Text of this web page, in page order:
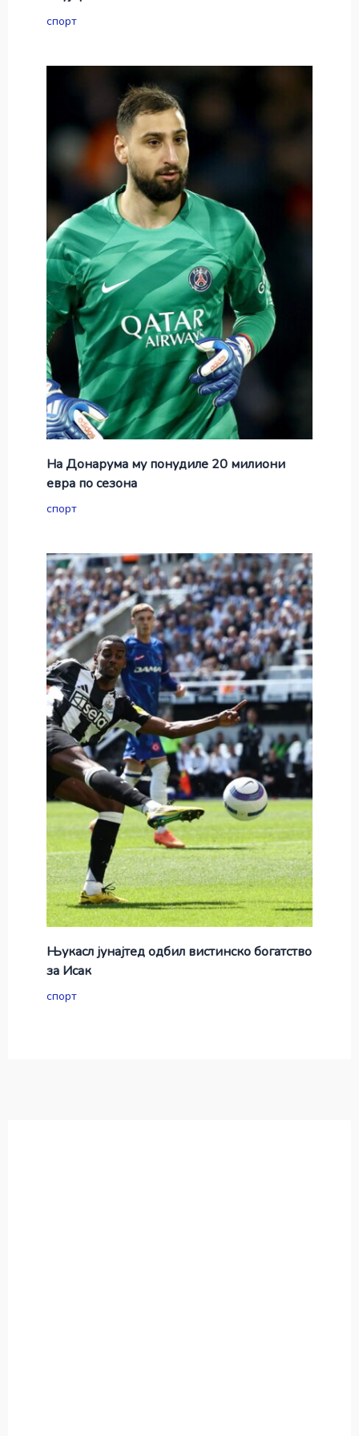
спорт
На Донарума му понудиле 20 милиони
евра по сезона
спорт
Њукасл јунајтед одбил вистинско богатство
за Исак
спорт